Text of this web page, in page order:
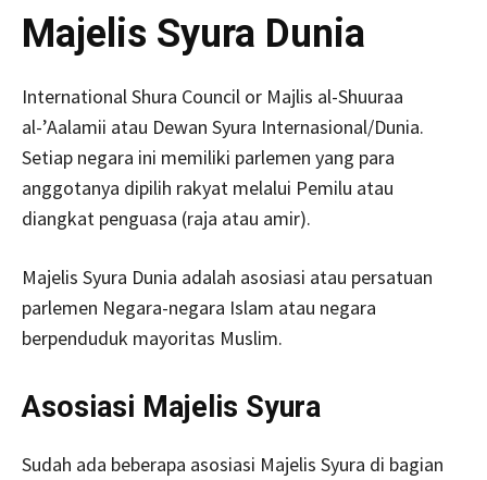
Majelis Syura Dunia
International Shura Council or Majlis al-Shuuraa
al-’Aalamii atau Dewan Syura Internasional/Dunia.
Setiap negara ini memiliki parlemen yang para
anggotanya dipilih rakyat melalui Pemilu atau
diangkat penguasa (raja atau amir).
Majelis Syura Dunia adalah asosiasi atau persatuan
parlemen Negara-negara Islam atau negara
berpenduduk mayoritas Muslim.
Asosiasi Majelis Syura
Sudah ada beberapa asosiasi Majelis Syura di bagian